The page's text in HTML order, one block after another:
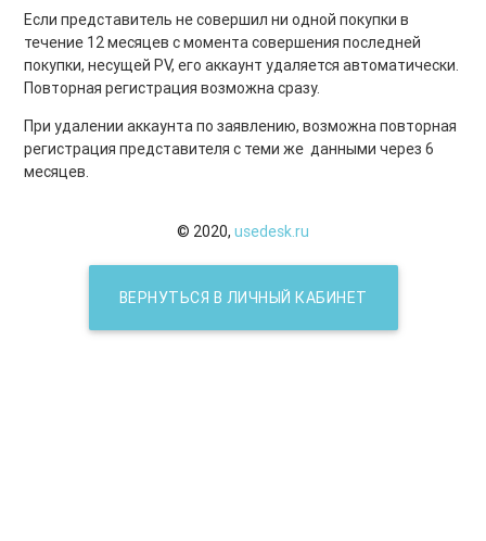
Если представитель не совершил ни одной покупки в
течение 12 месяцев с момента совершения последней
покупки, несущей PV, его аккаунт удаляется автоматически.
Повторная регистрация возможна сразу.
При удалении аккаунта по заявлению, возможна повторная
регистрация представителя с теми же данными через 6
месяцев.
© 2020, usedesk.ru
ВЕРНУТЬСЯ В ЛИЧНЫЙ КАБИНЕТ